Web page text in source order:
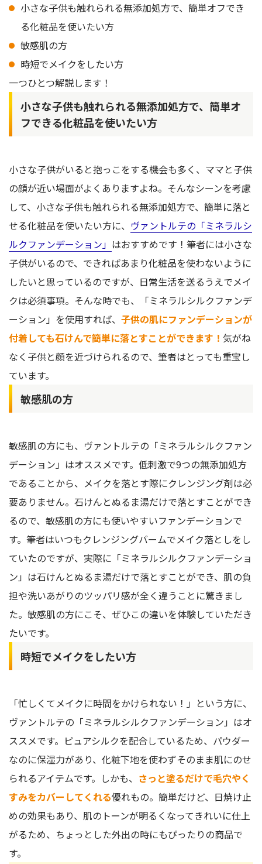
小さな子供も触れられる無添加処方で、簡単オフでき
る化粧品を使いたい方
敏感肌の方
時短でメイクをしたい方
一つひとつ解説します！
小さな子供も触れられる無添加処方で、簡単オ
フできる化粧品を使いたい方
小さな子供がいると抱っこをする機会も多く、ママと子供
の顔が近い場面がよくありますよね。そんなシーンを考慮
して、小さな子供も触れられる無添加処方で、簡単に落と
せる化粧品を使いたい方に、 ヴァントルテの「ミネラルシ
ルクファンデーション」 はおすすめです！筆者には小さな
子供がいるので、できればあまり化粧品を使わないように
したいと思っているのですが、日常生活を送るうえでメイ
クは必須事項。そんな時でも、「ミネラルシルクファンデ
ーション」を使用すれば、 子供の肌にファンデーションが
付着しても石けんで簡単に落とすことができます！ 気がね
なく子供と顔を近づけられるので、筆者はとっても重宝し
ています。
敏感肌の方
敏感肌の方にも、ヴァントルテの「ミネラルシルクファン
デーション」はオススメです。低刺激で9つの無添加処方
であることから、メイクを落とす際にクレンジング剤は必
要ありません。石けんとぬるま湯だけで落とすことができ
るので、敏感肌の方にも使いやすいファンデーションで
す。筆者はいつもクレンジングバームでメイク落としをし
ていたのですが、実際に「ミネラルシルクファンデーショ
ン」は石けんとぬるま湯だけで落とすことができ、肌の負
担や洗いあがりのツッパリ感が全く違うことに驚きまし
た。敏感肌の方にこそ、ぜひこの違いを体験していただき
たいです。
時短でメイクをしたい方
「忙しくてメイクに時間をかけられない！」という方に、
ヴァントルテの「ミネラルシルクファンデーション」はオ
ススメです。ピュアシルクを配合しているため、パウダー
なのに保湿力があり、化粧下地を使わずそのまま肌にのせ
られるアイテムです。しかも、 さっと塗るだけで毛穴やく
すみをカバーしてくれる優れもの。簡単だけど、日焼け止
めの効果もあり、肌のトーンが明るくなってきれいに仕上
がるため、ちょっとした外出の時にもぴったりの商品で
す。